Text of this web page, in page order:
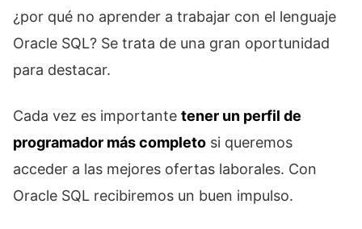
¿por qué no aprender a trabajar con el lenguaje
Oracle SQL? Se trata de una gran oportunidad
para destacar.
Cada vez es importante tener un perfil de
programador más completo si queremos
acceder a las mejores ofertas laborales. Con
Oracle SQL recibiremos un buen impulso.